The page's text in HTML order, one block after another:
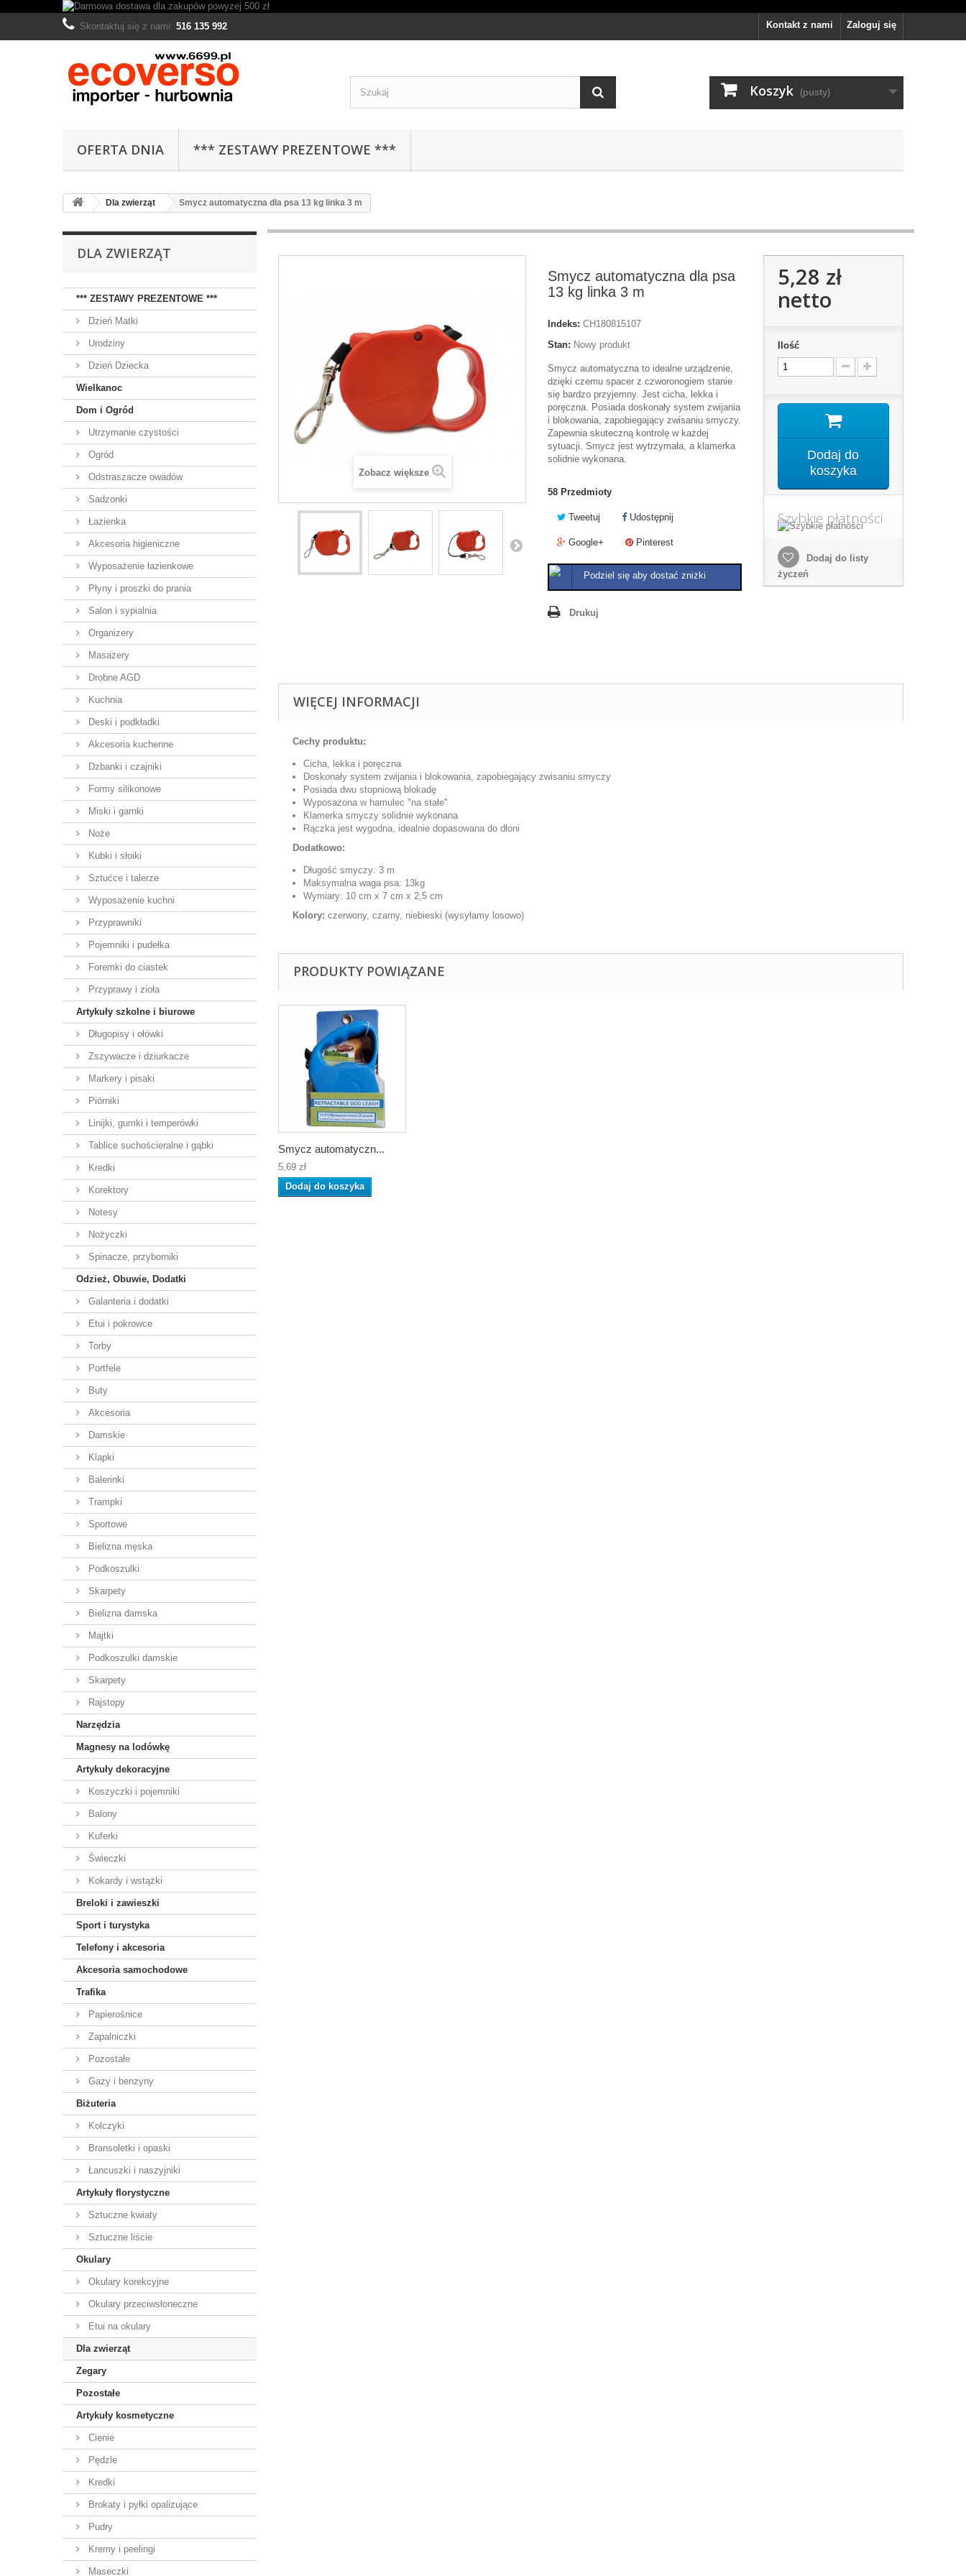
Zaloguj się
Kontakt z nami
Skontaktuj się z nami: 516 135 992
Koszyk (pusty)
OFERTA DNIA *** ZESTAWY PREZENTOWE ***
Dla zwierząt Smycz automatyczna dla psa 13 kg linka 3 m
DLA ZWIERZĄT
*** ZESTAWY PREZENTOWE ***
Dzień Matki
Urodziny
Dzień Dziecka
Wielkanoc
Dom i Ogród
Utrzymanie czystości
Ogród
Odstraszacze owadów
Sadzonki
Łazienka
Akcesoria higieniczne
Wyposażenie łazienkowe
Płyny i proszki do prania
Salon i sypialnia
Organizery
Masażery
Drobne AGD
Kuchnia
Deski i podkładki
Akcesoria kuchenne
Dzbanki i czajniki
Formy silikonowe
Miski i garnki
Noże
Kubki i słoiki
Sztućce i talerze
Wyposażenie kuchni
Przyprawniki
Pojemniki i pudełka
Foremki do ciastek
Przyprawy i zioła
Artykuły szkolne i biurowe
Długopisy i ołówki
Zszywacze i dziurkacze
Markery i pisaki
Piórniki
Linijki, gumki i temperówki
Tablice suchościeralne i gąbki
Kredki
Korektory
Notesy
Nożyczki
Spinacze, przyborniki
Odzież, Obuwie, Dodatki
Galanteria i dodatki
Etui i pokrowce
Torby
Portfele
Buty
Akcesoria
Damskie
Klapki
Balerinki
Trampki
Sportowe
Bielizna męska
Podkoszulki
Skarpety
Bielizna damska
Majtki
Podkoszulki damskie
Skarpety
Rajstopy
Narzędzia
Magnesy na lodówkę
Artykuły dekoracyjne
Koszyczki i pojemniki
Balony
Kuferki
Świeczki
Kokardy i wstążki
Breloki i zawieszki
Sport i turystyka
Telefony i akcesoria
Akcesoria samochodowe
Trafika
Papierośnice
Zapalniczki
Pozostałe
Gazy i benzyny
Biżuteria
Kolczyki
Bransoletki i opaski
Łancuszki i naszyjniki
Artykuły florystyczne
Sztuczne kwiaty
Sztuczne liście
Okulary
Okulary korekcyjne
Okulary przeciwsłoneczne
Etui na okulary
Dla zwierząt
Zegary
Pozostałe
Artykuły kosmetyczne
Cienie
Pędzle
Kredki
Brokaty i pyłki opalizujące
Pudry
Kremy i peelingi
Maseczki
Zobacz większe
Smycz automatyczna dla psa
13 kg linka 3 m
Indeks: CH180815107
Stan: Nowy produkt
Smycz automatyczna to idealne urządzenie,
dzięki czemu spacer z czworonogiem stanie
się bardzo przyjemny. Jest cicha, lekka i
poręczna. Posiada doskonały system zwijania
i blokowania, zapobiegający zwisaniu smyczy.
Zapewnia skuteczną kontrolę w każdej
sytuacji. Smycz jest wytrzymała, a klamerka
solidnie wykonana.
58 Przedmioty
Tweetuj Udostępnij
Google+ Pinterest
Podziel się aby dostać zniżki
Drukuj
5,28 zł
netto
Ilość
Dodaj do
koszyka
Szybkie płatności
Dodaj do listy
życzeń
WIĘCEJ INFORMACJI
Cechy produktu:
Cicha, lekka i poręczna
Doskonały system zwijania i blokowania, zapobiegający zwisaniu smyczy
Posiada dwu stopniową blokadę
Wyposażona w hamulec "na stałe"
Klamerka smyczy solidnie wykonana
Rączka jest wygodna, idealnie dopasowana do dłoni
Dodatkowo:
Długość smyczy: 3 m
Maksymalna waga psa: 13kg
Wymiary: 10 cm x 7 cm x 2,5 cm
Kolory: czerwony, czarny, niebieski (wysyłamy losowo)
PRODUKTY POWIĄZANE
Smycz automatyczn...
5,69 zł
Dodaj do koszyka